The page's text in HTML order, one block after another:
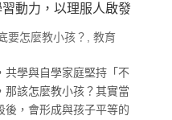
動力，以理服人啟發
要怎麼教小孩？ 教育
共學與自學家庭堅持「不
那該怎麼教小孩？其實當
後，會形成與孩子平等的